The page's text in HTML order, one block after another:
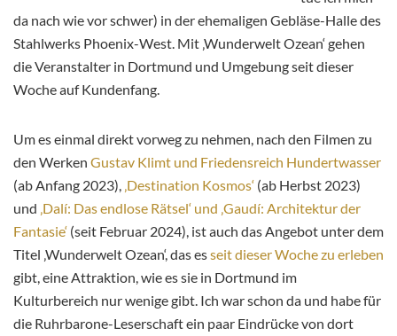
da nach wie vor schwer) in der ehemaligen Gebläse-Halle des
Stahlwerks Phoenix-West. Mit ‚Wunderwelt Ozean‘ gehen
die Veranstalter in Dortmund und Umgebung seit dieser
Woche auf Kundenfang.
Um es einmal direkt vorweg zu nehmen, nach den Filmen zu
den Werken Gustav Klimt und Friedensreich Hundertwasser
(ab Anfang 2023), ‚Destination Kosmos‘ (ab Herbst 2023)
und ‚Dalí: Das endlose Rätsel‘ und ‚Gaudí: Architektur der
Fantasie‘ (seit Februar 2024), ist auch das Angebot unter dem
Titel ‚Wunderwelt Ozean‘, das esseit dieser Woche zu erleben
gibt, eine Attraktion, wie es sie in Dortmund im
Kulturbereich nur wenige gibt. Ich war schon da und habe für
die Ruhrbarone-Leserschaft ein paar Eindrücke von dort